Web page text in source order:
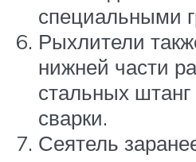
специальными
Рыхлители
нижней части
стальных
сварки.
Сеятель